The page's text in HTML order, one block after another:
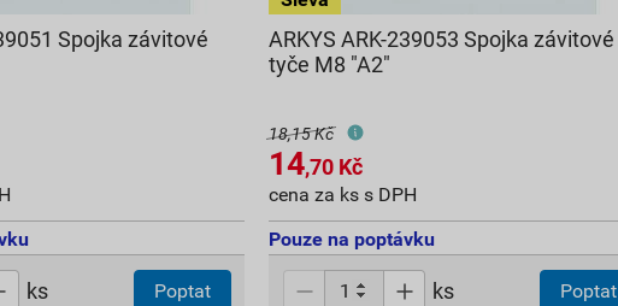
Spojka závitové
ks Poptat
ARKYS ARK-239053 Spojka závitové
tyče M8 "A2"
18,15 Kč
14,70 Kč
cena za ks s DPH
Pouze na poptávku
ks Poptat